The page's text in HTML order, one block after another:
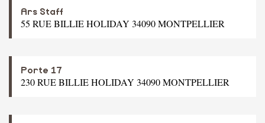
Ars Staff
55 RUE BILLIE HOLIDAY 34090 MONTPELLIER
Porte 17
230 RUE BILLIE HOLIDAY 34090 MONTPELLIER